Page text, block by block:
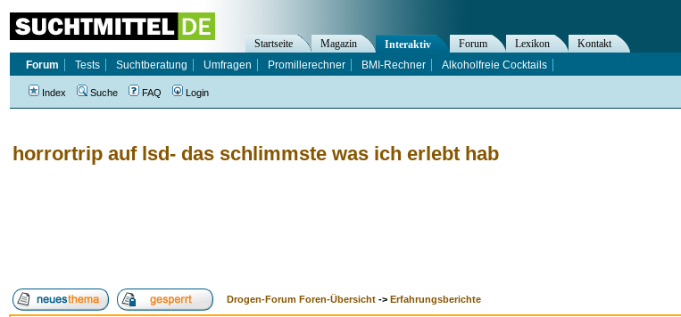
horrortrip auf lsd- das schlimmste was ich erlebt hab
Drogen-Forum Foren-Übersicht -> Erfahrungsberichte
Startseite Magazin Interaktiv Forum Lexikon
Kontakt
Forum
Tests Suchtberatung Umfragen Promillerechner BMI-Rechner Alkoholfreie Cocktails
Index Suche FAQ Login